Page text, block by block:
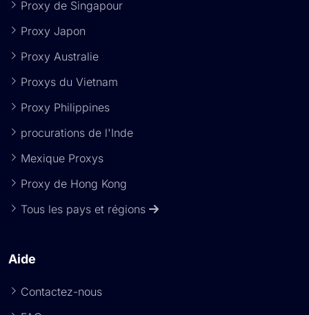
Proxy de Singapour
Proxy Japon
Proxy Australie
Proxys du Vietnam
Proxy Philippines
procurations de l'Inde
Mexique Proxys
Proxy de Hong Kong
Tous les pays et régions
Aide
Contactez-nous